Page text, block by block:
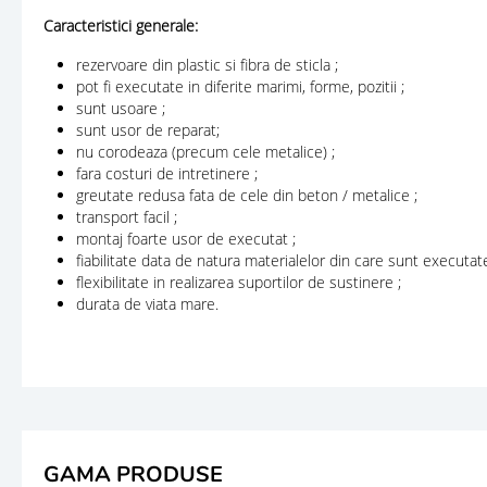
Caracteristici generale:
rezervoare din plastic si fibra de sticla ;
pot fi executate in diferite marimi, forme, pozitii ;
sunt usoare ;
sunt usor de reparat;
nu corodeaza (precum cele metalice) ;
fara costuri de intretinere ;
greutate redusa fata de cele din beton / metalice ;
transport facil ;
montaj foarte usor de executat ;
fiabilitate data de natura materialelor din care sunt
flexibilitate in realizarea suportilor de sustinere ;
durata de viata mare.
GAMA PRODUSE